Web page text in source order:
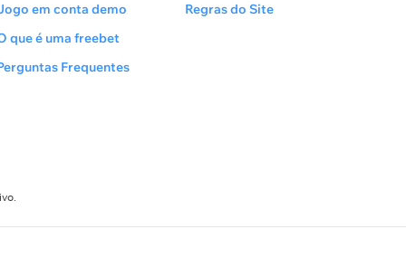
em conta demo
que é uma freebet
Frequentes
Regras do Site